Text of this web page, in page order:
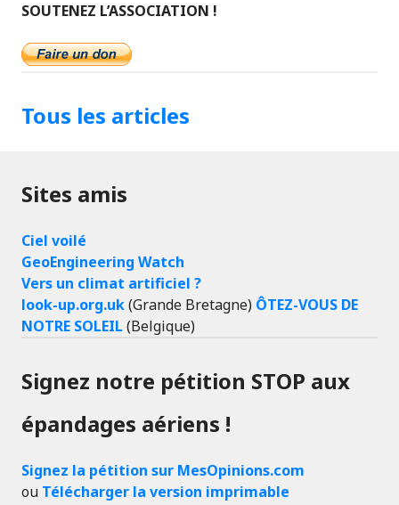
SOUTENEZ L’ASSOCIATION !
Tous les articles
Sites amis
Ciel voilé
GeoEngineering Watch
Vers un climat artificiel ?
look-up.org.uk(Grande Bretagne) ÔTEZ-VOUS DE
NOTRE SOLEIL (Belgique)
Signez notre pétition STOP aux
épandages aériens !
Signez la pétition sur MesOpinions.com
ou Télécharger la version imprimable